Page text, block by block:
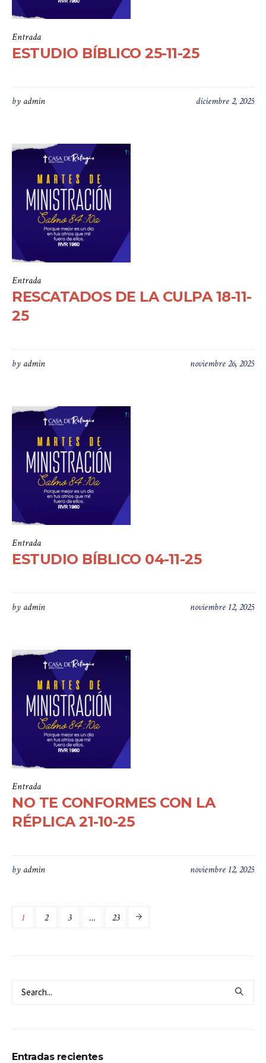
Entrada
ESTUDIO BÍBLICO 25-11-25
diciembre 2, 2025
by admin
Entrada
RESCATADOS DE LA CULPA 18-11-
25
noviembre 26, 2025
by admin
Entrada
ESTUDIO BÍBLICO 04-11-25
noviembre 12, 2025
by admin
Entrada
NO TE CONFORMES CON LA
RÉPLICA 21-10-25
noviembre 12, 2025
by admin
1 2 3 … 23
Entradas recientes